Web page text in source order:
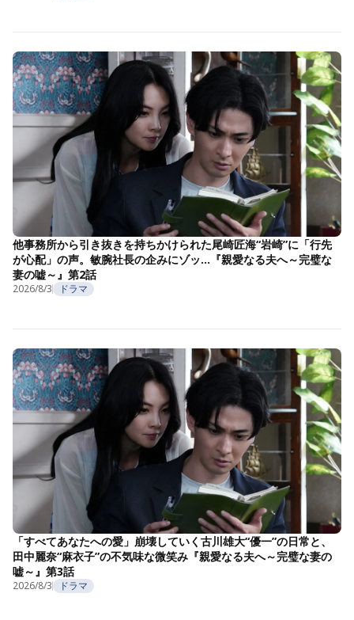
他事務所から引き抜きを持ちかけられた尾崎匠海“岩崎”に「行先
が心配」の声。敏腕社長の企みにゾッ…『親愛なる夫へ～完璧な
妻の嘘～』第2話
2026/8/3 ドラマ
「すべてあなたへの愛」崩壊していく古川雄大“優一”の日常と、
田中麗奈“麻衣子”の不気味な微笑み『親愛なる夫へ～完璧な妻の
嘘～』第3話
2026/8/3 ドラマ